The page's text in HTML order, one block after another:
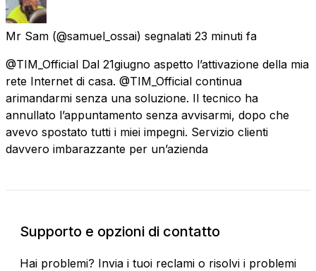
Mr Sam (@samuel_ossai) segnalati 23 minuti fa
@TIM_Official Dal 21giugno aspetto l’attivazione della mia
rete Internet di casa. @TIM_Official continua
arimandarmi senza una soluzione. Il tecnico ha
annullato l’appuntamento senza avvisarmi, dopo che
avevo spostato tutti i miei impegni. Servizio clienti
davvero imbarazzante per un’azienda
Supporto e opzioni di contatto
Hai problemi? Invia i tuoi reclami o risolvi i problemi